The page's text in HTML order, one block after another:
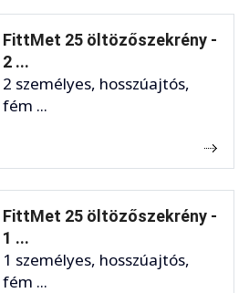
FittMet 25 öltözőszekrény -
2 ...
2 személyes, hosszúajtós,
fém ...
FittMet 25 öltözőszekrény -
1 ...
1 személyes, hosszúajtós,
fém ...